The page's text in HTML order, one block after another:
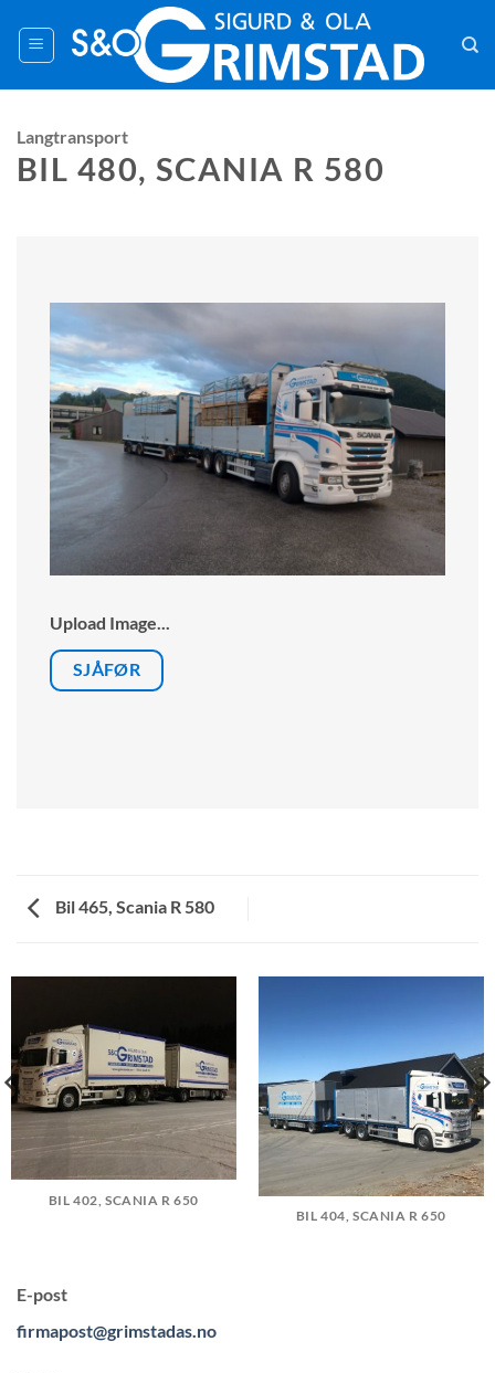
content
Langtransport
BIL 480, SCANIA R 580
Upload Image...
SJÅFØR
Bil 465, Scania R 580
BIL 402, SCANIA R 650
BIL 404, SCANIA R 650
E-post
firmapost@grimstadas.no